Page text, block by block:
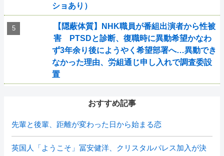
ショあり）
【隠蔽体質】NHK職員が番組出演者から性被
害 PTSDと診断、復職時に異動希望かなわ
ず3年余り後にようやく希望部署へ…異動でき
なかった理由、労組通じ申し入れで調査委設
置
おすすめ記事
先輩と後輩、距離が変わった日から始まる恋
英国人「ようこそ」冨安健洋、クリスタルパレス加入が決